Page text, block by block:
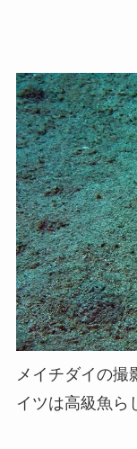
メイチダイの撮
イツは高級魚ら